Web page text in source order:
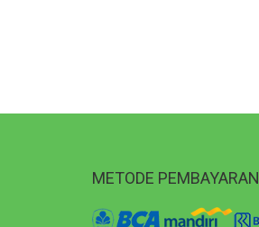
METODE PEMBAYARAN